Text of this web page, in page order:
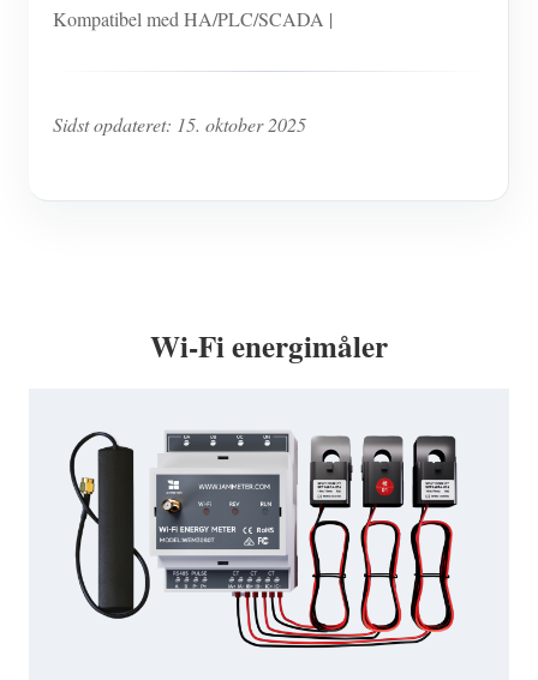
Kompatibel med HA/PLC/SCADA |
Sidst opdateret: 15. oktober 2025
Wi-Fi energimåler